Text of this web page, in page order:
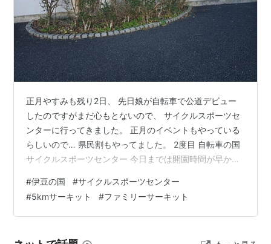
正月やすみも残り2日、 先日娘が自転車で公道デビュー
したのですがまだ心もとないので、 サイクルスポーツセ
ンターに行ってきました。 正月のイベントもやっている
らしいので… 県民割もやってました。 2度目 自転車の国
サイクルスポーツセンター 今日までは開園時間が早かっ
すが９時４０分ごろ入園 面白自転車を一度遊んだ後、 今
日の本来の目的のファミリーサーキットに、 ファミリー
サーキット 前回娘は１周2Kmのコース走るのに転倒もし
#伊豆の国 #サイクルスポーツセンター
#5kmサーキット #ファミリーサーキット